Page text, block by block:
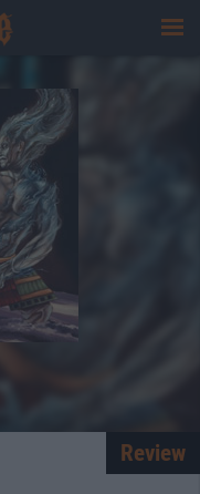
Review